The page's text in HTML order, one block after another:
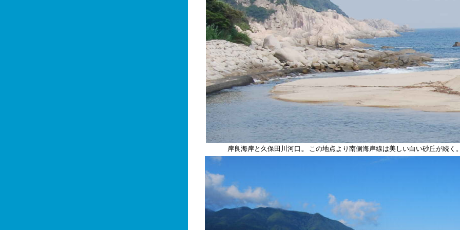
岸良海岸と久保田川河口 。 この地点より南側海岸線は美しい白い砂丘が続く